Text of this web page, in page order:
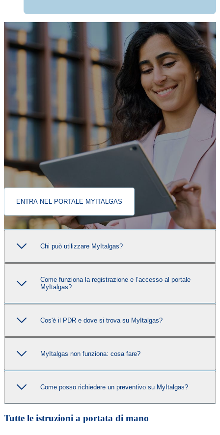
Registrati a MyItalgas in pochi semplici passi
Scegli la tua tipologia di utenza, avvia la registrazione e inserisci
alcuni dati anagrafici essenziali. Non è necessario avere un PdR o
un’utenza attiva: basta indicare nome o ragione sociale, codice
fiscale o partita IVA, email e numero di telefono. Completa la
procedura e riceverai un’email di conferma per finalizzare la
ENTRA NEL PORTALE MYITALGAS
Chi può utilizzare MyItalgas?
Come funziona la registrazione e l’accesso al portale
MyItalgas?
Cos'è il PDR e dove si trova su MyItalgas?
MyItalgas non funziona: cosa fare?
Come posso richiedere un preventivo su MyItalgas?
Tutte le istruzioni a portata di mano